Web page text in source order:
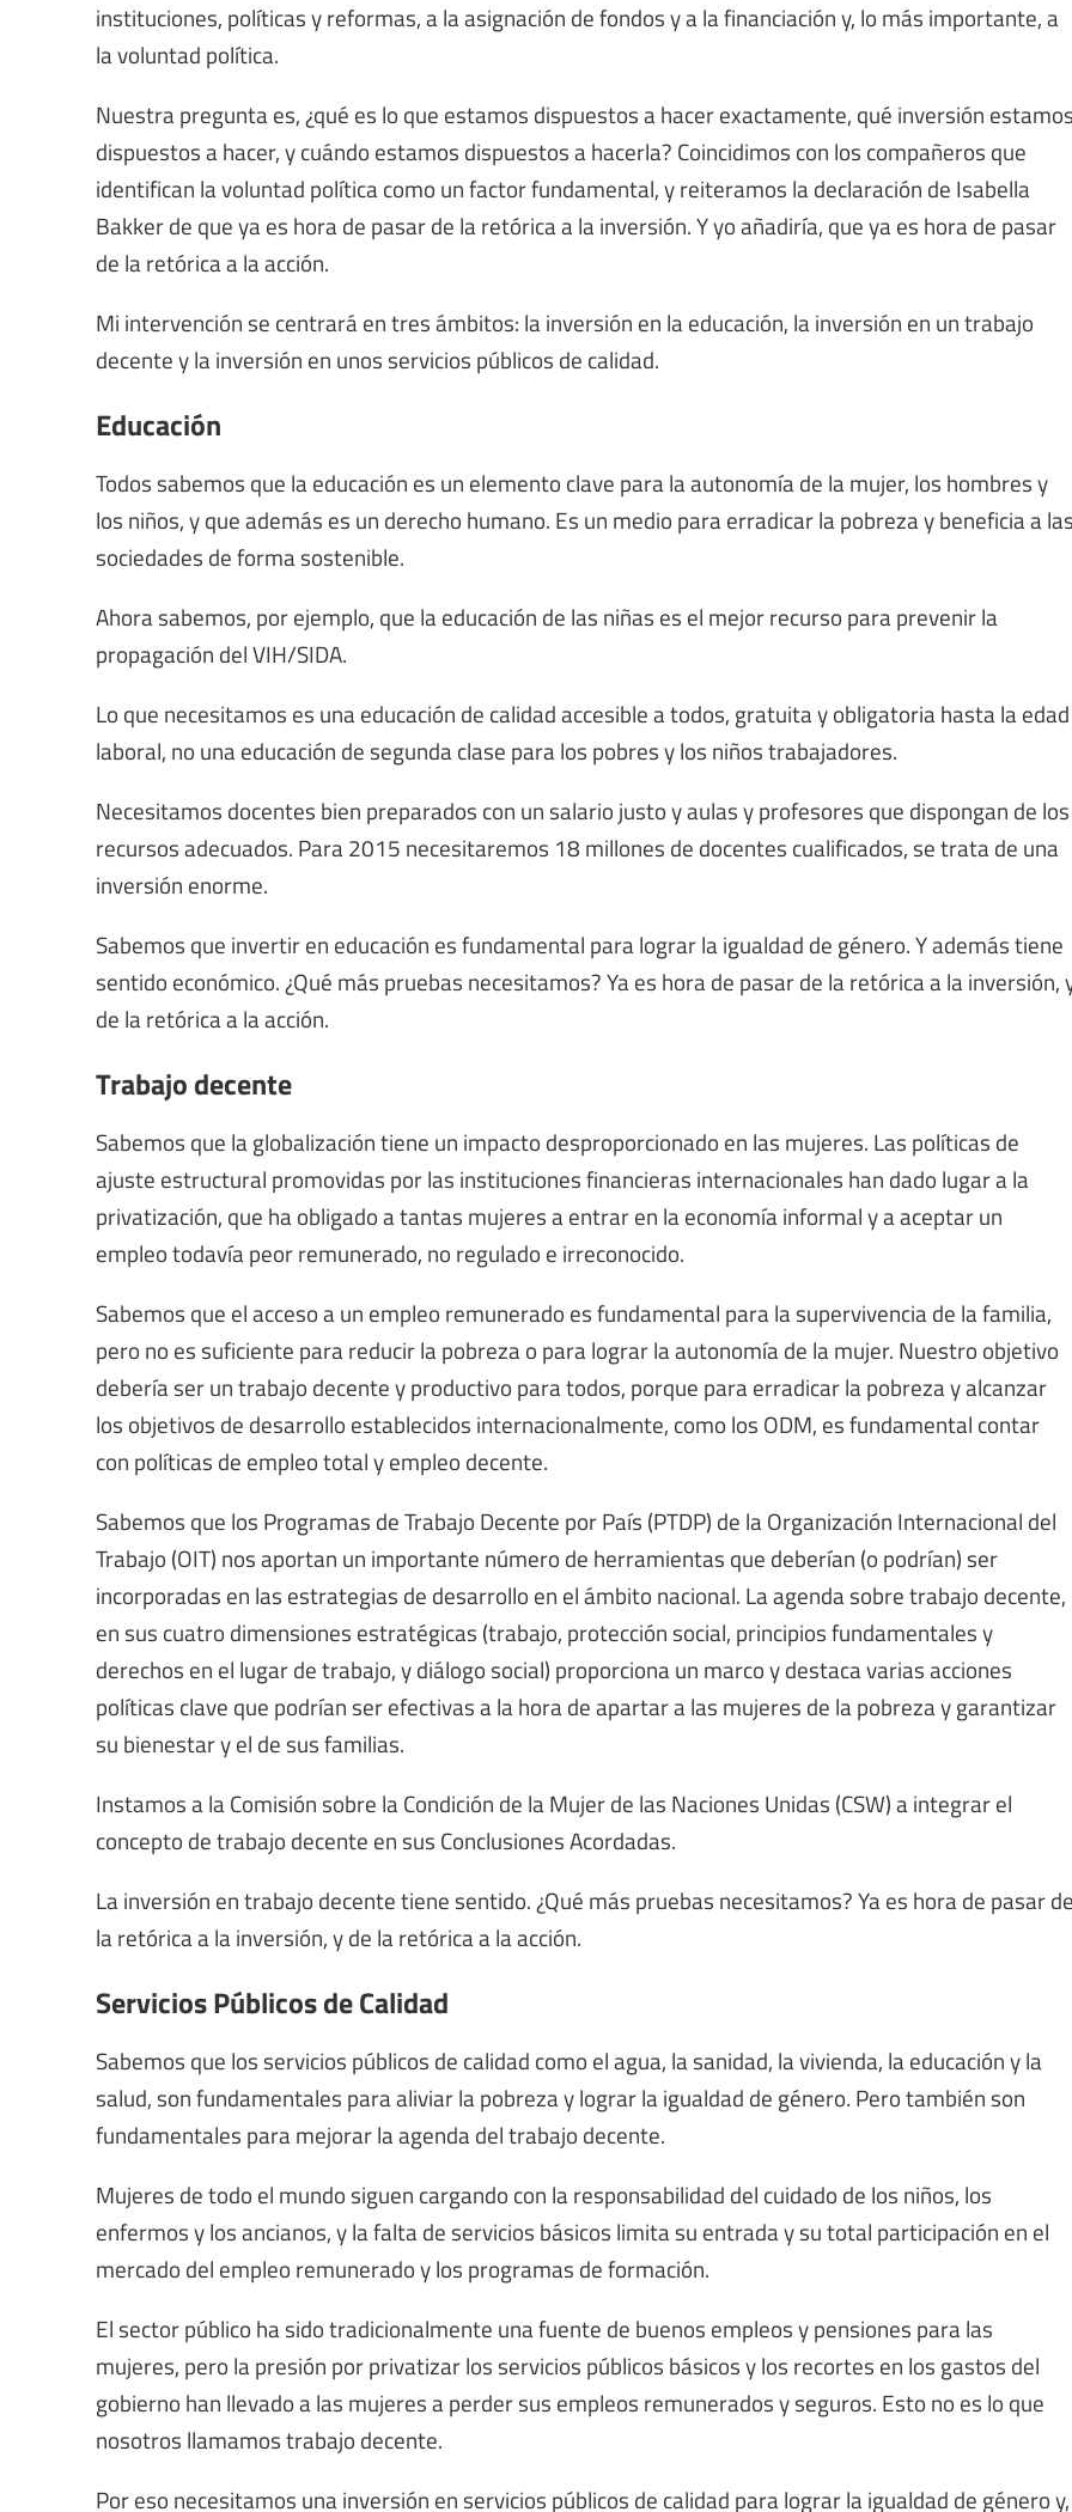
instituciones, políticas y reformas, a la asignación de fondos y a la financiación y, lo más importante, a
la voluntad política.
Nuestra pregunta es, ¿qué es lo que estamos dispuestos a hacer exactamente, qué inversión
dispuestos a hacer, y cuándo estamos dispuestos a hacerla? Coincidimos con los compañeros que
identifican la voluntad política como un factor fundamental, y reiteramos la declaración de Isabella
Bakker de que ya es hora de pasar de la retórica a la inversión. Y yo añadiría, que ya es hora de pasar
de la retórica a la acción.
Mi intervención se centrará en tres ámbitos: la inversión en la educación, la inversión en un trabajo
decente y la inversión en unos servicios públicos de calidad.
Educación
Todos sabemos que la educación es un elemento clave para la autonomía de la mujer, los hombres y
los niños, y que además es un derecho humano. Es un medio para erradicar la pobreza y beneficia a
sociedades de forma sostenible.
Ahora sabemos, por ejemplo, que la educación de las niñas es el mejor recurso para prevenir la
propagación del VIH/SIDA.
Lo que necesitamos es una educación de calidad accesible a todos, gratuita y obligatoria hasta la edad
laboral, no una educación de segunda clase para los pobres y los niños trabajadores.
Necesitamos docentes bien preparados con un salario justo y aulas y profesores que dispongan de los
recursos adecuados. Para 2015 necesitaremos 18 millones de docentes cualificados, se trata de una
inversión enorme.
Sabemos que invertir en educación es fundamental para lograr la igualdad de género. Y además tiene
sentido económico. ¿Qué más pruebas necesitamos? Ya es hora de pasar de la retórica a la inversión,
de la retórica a la acción.
Trabajo decente
Sabemos que la globalización tiene un impacto desproporcionado en las mujeres. Las políticas de
ajuste estructural promovidas por las instituciones financieras internacionales han dado lugar a la
privatización, que ha obligado a tantas mujeres a entrar en la economía informal y a aceptar un
empleo todavía peor remunerado, no regulado e irreconocido.
Sabemos que el acceso a un empleo remunerado es fundamental para la supervivencia de la familia,
pero no es suficiente para reducir la pobreza o para lograr la autonomía de la mujer. Nuestro objetivo
debería ser un trabajo decente y productivo para todos, porque para erradicar la pobreza y alcanzar
los objetivos de desarrollo establecidos internacionalmente, como los ODM, es fundamental contar
con políticas de empleo total y empleo decente.
Sabemos que los Programas de Trabajo Decente por País (PTDP) de la Organización Internacional del
Trabajo (OIT) nos aportan un importante número de herramientas que deberían (o podrían) ser
incorporadas en las estrategias de desarrollo en el ámbito nacional. La agenda sobre trabajo decente,
en sus cuatro dimensiones estratégicas (trabajo, protección social, principios fundamentales y
derechos en el lugar de trabajo, y diálogo social) proporciona un marco y destaca varias acciones
políticas clave que podrían ser efectivas a la hora de apartar a las mujeres de la pobreza y garantizar
su bienestar y el de sus familias.
Instamos a la Comisión sobre la Condición de la Mujer de las Naciones Unidas (CSW) a integrar el
concepto de trabajo decente en sus Conclusiones Acordadas.
La inversión en trabajo decente tiene sentido. ¿Qué más pruebas necesitamos? Ya es hora de pasar
la retórica a la inversión, y de la retórica a la acción.
Servicios Públicos de Calidad
Sabemos que los servicios públicos de calidad como el agua, la sanidad, la vivienda, la educación y la
salud, son fundamentales para aliviar la pobreza y lograr la igualdad de género. Pero también son
fundamentales para mejorar la agenda del trabajo decente.
Mujeres de todo el mundo siguen cargando con la responsabilidad del cuidado de los niños, los
enfermos y los ancianos, y la falta de servicios básicos limita su entrada y su total participación en el
mercado del empleo remunerado y los programas de formación.
El sector público ha sido tradicionalmente una fuente de buenos empleos y pensiones para las
mujeres, pero la presión por privatizar los servicios públicos básicos y los recortes en los gastos del
gobierno han llevado a las mujeres a perder sus empleos remunerados y seguros. Esto no es lo que
nosotros llamamos trabajo decente.
Por eso necesitamos una inversión en servicios públicos de calidad para lograr la igualdad de género y,